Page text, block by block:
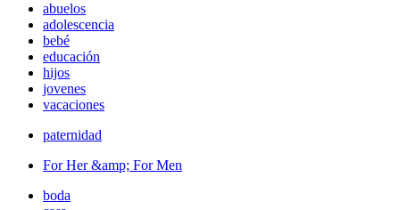
abuelos
adolescencia
bebé
educación
hijos
jovenes
vacaciones
paternidad
For Her &amp; For Men
boda